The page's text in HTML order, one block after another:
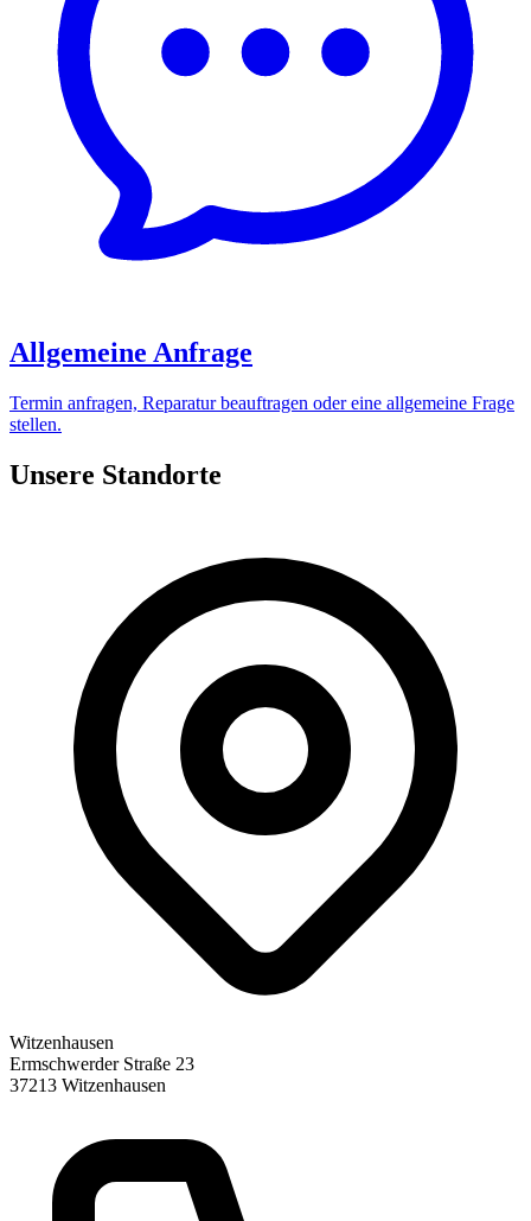
Allgemeine Anfrage
Termin anfragen, Reparatur beauftragen oder eine allgemeine Frage
stellen.
Unsere Standorte
Witzenhausen
Ermschwerder Straße 23
37213 Witzenhausen